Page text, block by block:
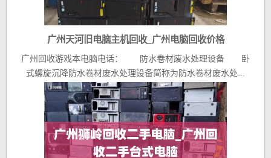
广州天河旧电脑主机回收_广州电脑回收价格
广州回收游戏本电脑电话： 防水卷材废水处理设备 卧
式螺旋沉降防水卷材废水处理设备简称为防水卷材废水处...